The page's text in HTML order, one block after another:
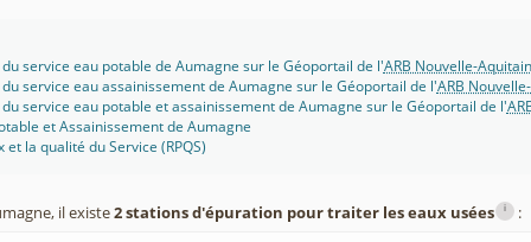
service eau potable de Aumagne sur le Géoportail de l'ARB Nouvelle-
service eau assainissement de Aumagne sur le Géoportail de l'ARB
service eau potable et assainissement de Aumagne sur le Géoportail de l'
et Assainissement de Aumagne
la qualité du Service (RPQS)
il existe2 stations d'épuration pour traiter les eaux usées i :